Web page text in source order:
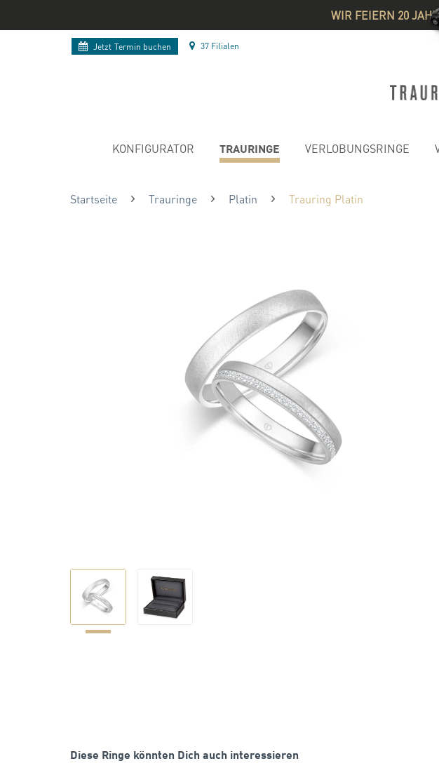
WIR FEIERN 20
Jetzt Termin buchen 37 Filialen
KONFIGURATOR TRAURINGE VERLOBUNGSRINGE
Startseite Trauringe Platin Trauring Platin
Diese Ringe könnten Dich auch interessieren